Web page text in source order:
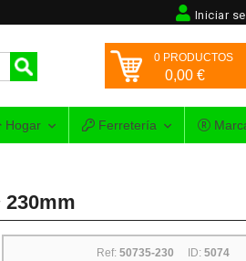
Iniciar
0 PRODUCTOS
0,00 €
Hogar Ferretería
230mm
Ref: 50735-230 ID: 5074